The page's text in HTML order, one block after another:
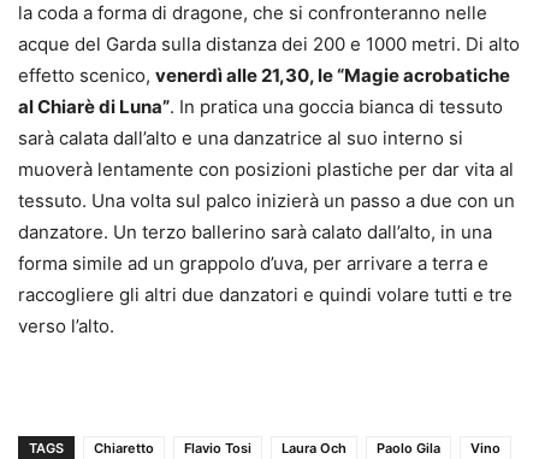
la coda a forma di dragone, che si confronteranno nelle
acque del Garda sulla distanza dei 200 e 1000 metri. Di alto
effetto scenico, venerdì alle 21,30, le “Magie acrobatiche
al Chiarè di Luna”. In pratica una goccia bianca di tessuto
sarà calata dall’alto e una danzatrice al suo interno si
muoverà lentamente con posizioni plastiche per dar vita al
tessuto. Una volta sul palco inizierà un passo a due con un
danzatore. Un terzo ballerino sarà calato dall’alto, in una
forma simile ad un grappolo d’uva, per arrivare a terra e
raccogliere gli altri due danzatori e quindi volare tutti e tre
verso l’alto.
TAGS Chiaretto Flavio Tosi Laura Och Paolo Gila Vino